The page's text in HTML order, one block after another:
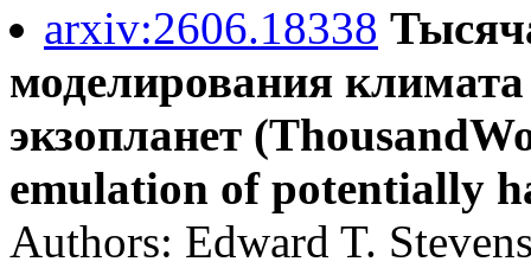
arxiv:2606.18338
моделирования
экзопланет
emulation of potentially
Authors: Edward T.